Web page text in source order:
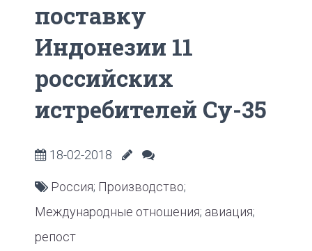
поставку
Индонезии 11
российских
истребителей Су-35
18-02-2018
Россия; Производство;
Международные отношения; авиация;
репост